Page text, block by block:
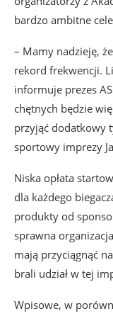
bardzo ambitne
– Mamy nadzieję,
rekord frekwencji.
informuje prezes
chętnych będzie
przyjąć dodatkowy
sportowy imprezy
Niska opłata
dla każdego
produkty od
sprawna
mają przyciągnąć
brali udział w tej
Wpisowe, w